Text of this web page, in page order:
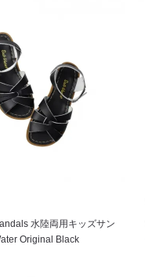
水陸両用キッズサン
Original Black